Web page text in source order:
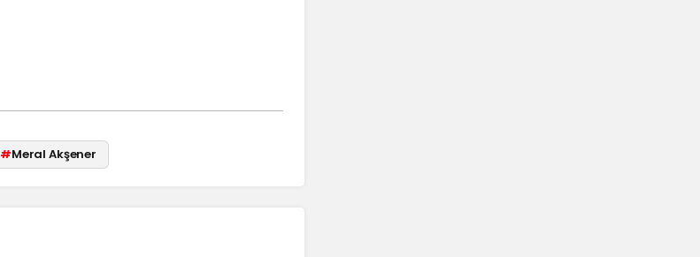
#Meral Akşener